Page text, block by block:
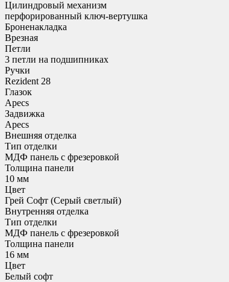
Цилиндровый механизм
перфорированный ключ-вертушка
Броненакладка
Врезная
Петли
3 петли на подшипниках
Ручки
Rezident 28
Глазок
Apecs
Задвижка
Apecs
Внешняя отделка
Тип отделки
МДФ панель с фрезеровкой
Толщина панели
10 мм
Цвет
Грей Софт (Серый светлый)
Внутренняя отделка
Тип отделки
МДФ панель с фрезеровкой
Толщина панели
16 мм
Цвет
Белый софт